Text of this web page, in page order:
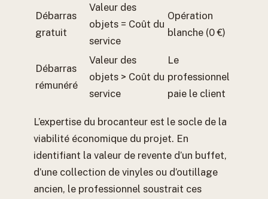
Débarras
gratuit
Valeur des
objets = Coût du
service
Opération
blanche (0 €)
Débarras
rémunéré
Valeur des
objets > Coût du
service
Le
professionnel
paie le client
L’expertise du brocanteur est le socle de la
viabilité économique du projet. En
identifiant la valeur de revente d’un buffet,
d’une collection de vinyles ou d’outillage
ancien, le professionnel soustrait ces